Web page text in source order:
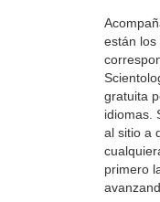
están los
gratuita
idiomas.
al sitio a
primero